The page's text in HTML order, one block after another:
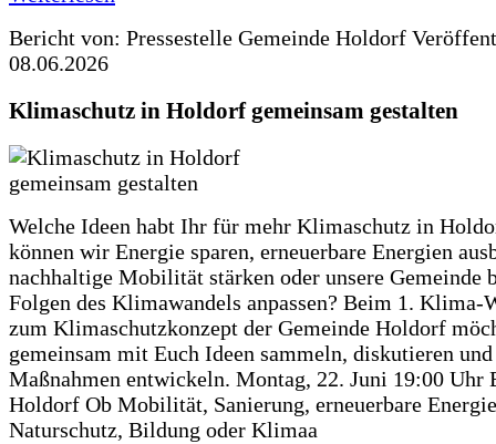
Bericht von: Pressestelle Gemeinde Holdorf
08.06.2026
Klimaschutz in Holdorf gemeinsam gestalten
Welche Ideen habt Ihr für mehr Klimaschutz in
können wir Energie sparen, erneuerbare Energien
nachhaltige Mobilität stärken oder unsere Gemeinde
Folgen des Klimawandels anpassen? Beim 1. Klima-
zum Klimaschutzkonzept der Gemeinde Holdorf
gemeinsam mit Euch Ideen sammeln, diskutieren
Maßnahmen entwickeln. Montag, 22. Juni 19:00 Uhr
Holdorf Ob Mobilität, Sanierung, erneuerbare
Naturschutz, Bildung oder Klimaa